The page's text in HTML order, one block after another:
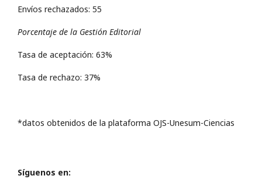
Envíos rechazados: 55
Porcentaje de la Gestión Editorial
Tasa de aceptación: 63%
Tasa de rechazo: 37%
*datos obtenidos de la plataforma OJS-Unesum-Ciencias
Síguenos en: